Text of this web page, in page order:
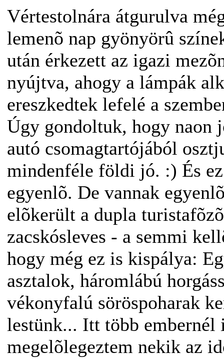
Vértestolnára átgurulva
lemenõ nap gyönyörû
után érkezett az igazi
nyújtva, ahogy a lámpák
ereszkedtek lefelé a
Úgy gondoltuk, hogy naon
autó csomagtartójából
mindenféle földi jó. :) És
egyenlõ. De vannak
elõkerült a dupla
zacskósleves - a semmi
hogy még ez is kispálya:
asztalok, háromlábú
vékonyfalú söröspoharak
lestünk... Itt több embernél
megelõlegeztem nekik az